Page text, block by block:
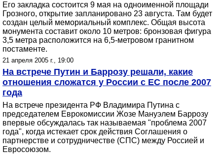
Его закладка состоится 9 мая на одноименной площади
Грозного, открытие запланировано 23 августа. Там будет
создан целый мемориальный комплекс. Общая высота
монумента составит около 10 метров: бронзовая фигура
3,5 метра расположится на 6,5-метровом гранитном
постаменте.
21 апреля 2005 г., 19:00
На встрече Путин и Баррозу решали, какие
отношения сложатся у России с ЕС после 2007
года
На встрече президента РФ Владимира Путина с
председателем Еврокомиссии Жозе Мануэлем Баррозу
впервые обсуждалась так называемая "проблема 2007
года", когда истекает срок действия Соглашения о
партнерстве и сотрудничестве (СПС) между Россией и
Евросоюзом.